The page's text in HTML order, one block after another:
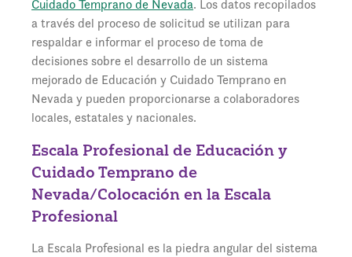
Cuidado Temprano de Nevada. Los datos recopilados
a través del proceso de solicitud se utilizan para
respaldar e informar el proceso de toma de
decisiones sobre el desarrollo de un sistema
mejorado de Educación y Cuidado Temprano en
Nevada y pueden proporcionarse a colaboradores
locales, estatales y nacionales.
Escala Profesional de Educación y
Cuidado Temprano de
Nevada/Colocación en la Escala
Profesional
La Escala Profesional es la piedra angular del sistema